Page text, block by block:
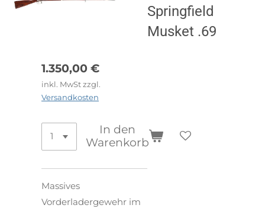
Springfield
Musket .69
1.350,00 €
inkl. MwSt zzgl.
Versandkosten
In den
Warenkorb
Massives
Vorderladergewehr im